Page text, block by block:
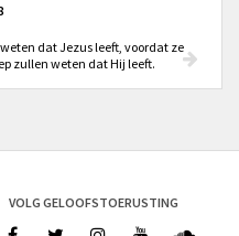
dat Jezus leeft, voordat ze
zullen weten dat Hij leeft.
VOLG GELOOFSTOERUSTING